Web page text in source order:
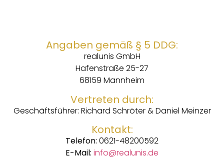
Angaben gemäß § 5 DDG:
realunis GmbH
Hafenstraße 25-27
68159 Mannheim
Vertreten durch:
Geschäftsführer: Richard Schröter & Daniel Meinzer
Kontakt:
Telefon: 0621-48200592
E-Mail: info@realunis.de